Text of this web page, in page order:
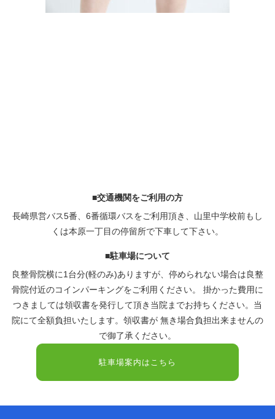
■交通機関をご利用の方
長崎県営バス5番、6番循環バスをご利用頂き、山里中学校前もし
くは本原一丁目の停留所で下車して下さい。
■駐車場について
良整骨院横に1台分(軽のみ)ありますが、停められない場合は良整
骨院付近のコインパーキングをご利用ください。 掛かった費用に
つきましては領収書を発行して頂き当院までお持ちください。当
院にて全額負担いたします。領収書が 無き場合負担出来ませんの
で御了承ください。
駐車場案内はこちら